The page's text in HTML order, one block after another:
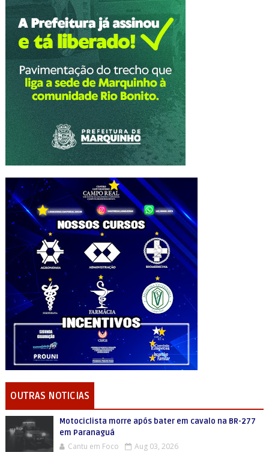
OUTRAS NOTICIAS
Motociclista morre após bater em cavalo na BR-277
em Paranaguá
Cantu em Foco Aug 03, 2026